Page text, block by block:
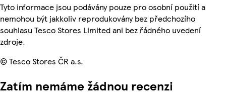
Tyto informace jsou podávány pouze pro osobní použití a
nemohou být jakkoliv reprodukovány bez předchozího
souhlasu Tesco Stores Limited ani bez řádného uvedení
zdroje.
© Tesco Stores ČR a.s.
Zatím nemáme žádnou recenzi